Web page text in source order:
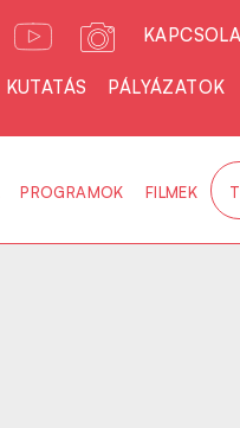
KUTATÁS PÁLYÁZATOK
PROGRAMOK FILMEK